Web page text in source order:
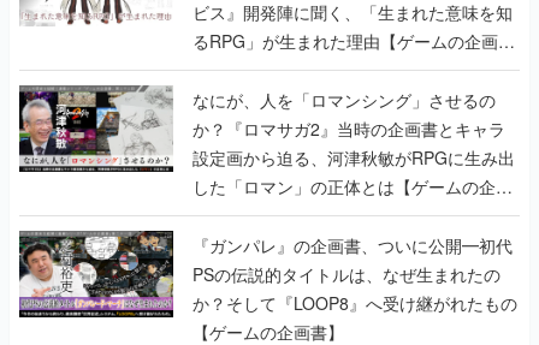
ビス』開発陣に聞く、「生まれた意味を知
るRPG」が生まれた理由【ゲームの企画
書】
なにが、人を「ロマンシング」させるの
か？『ロマサガ2』当時の企画書とキャラ
設定画から迫る、河津秋敏がRPGに生み出
した「ロマン」の正体とは【ゲームの企画
書】
『ガンパレ』の企画書、ついに公開━初代
PSの伝説的タイトルは、なぜ生まれたの
か？そして『LOOP8』へ受け継がれたもの
【ゲームの企画書】